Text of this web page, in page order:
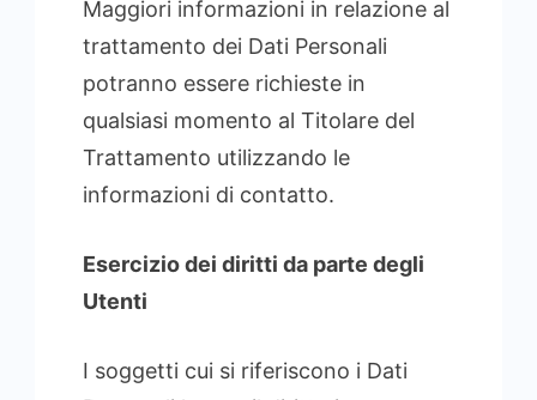
Maggiori informazioni in relazione al
trattamento dei Dati Personali
potranno essere richieste in
qualsiasi momento al Titolare del
Trattamento utilizzando le
informazioni di contatto.
Esercizio dei diritti da parte degli
Utenti
I soggetti cui si riferiscono i Dati